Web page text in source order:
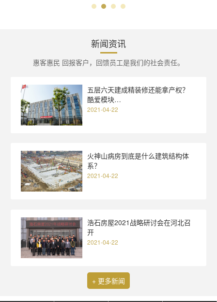
新闻资讯
惠客惠民 回报客户，回馈员工是我们的社会责任。
五层六天建成精装修还能拿产权？
酷爱模块…
2021-04-22
火神山病房到底是什么建筑结构体
系？
2021-04-22
浩石房屋2021战略研讨会在河北召
开
2021-04-22
+ 更多新闻